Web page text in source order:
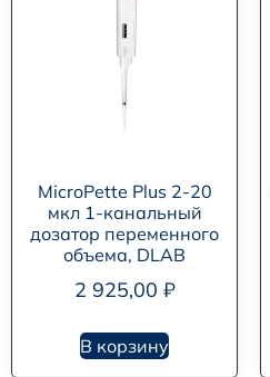
MicroPette Plus 2-20
мкл 1-канальный
дозатор переменного
объема, DLAB
2 925,00 ₽
В корзину